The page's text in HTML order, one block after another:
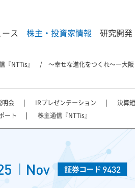
ス 株主・投資家情報 研究開発
『NTTis』 ～幸せな進化をつくれ～―大
明会 IRプレゼンテーション 決算
ート 株主通信『NTTis』